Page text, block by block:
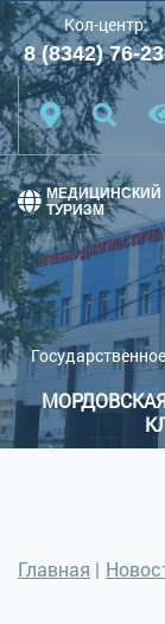
Шрифт: A A
Цветовая схема:
Обычный сайт
Кол-центр:
8 (8342) 76-
МЕДИЦИНСКИЙ
ТУРИЗМ
Главная |